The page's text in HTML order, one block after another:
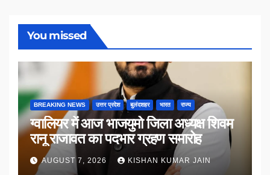
You missed
BREAKING NEWS उत्तर प्रदेश बुलंदशहर भारत राज्य
ग्वालियर में आज भाजयुमो जिला अध्यक्ष शिवम
रानू राजावत का पदभार ग्रहण समारोह
AUGUST 7, 2026 KISHAN KUMAR JAIN